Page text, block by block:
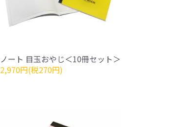
ノート 目玉おやじ＜10冊セット＞
2,970円(税270円)